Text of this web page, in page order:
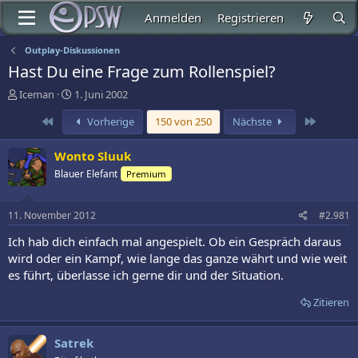
Anmelden Registrieren
Outplay-Diskussionen
Hast Du eine Frage zum Rollenspiel?
E
t
e
l
l
Iceman
E
r
s
t
e
l
l
a
m
1. Juni 2002
Erste
Vorherige 150 von 250 Nächste
Wonto Sluuk
Blauer Elefant Premium
11. November 2012 #2.981
Ich hab dich einfach mal angespielt. Ob ein Gespräch daraus
wird oder ein Kampf, wie lange das ganze währt und wie weit
es führt, überlasse ich gerne dir und der Situation.
Zitieren
Satrek